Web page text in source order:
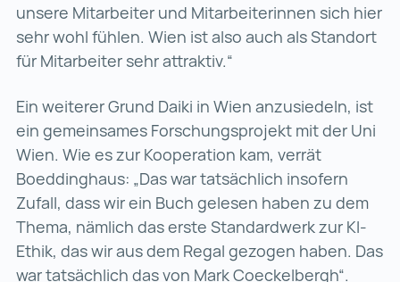
unsere Mitarbeiter und Mitarbeiterinnen sich hier
sehr wohl fühlen. Wien ist also auch als Standort
für Mitarbeiter sehr attraktiv.“
Ein weiterer Grund Daiki in Wien anzusiedeln, ist
ein gemeinsames Forschungsprojekt mit der Uni
Wien. Wie es zur Kooperation kam, verrät
Boeddinghaus: „Das war tatsächlich insofern
Zufall, dass wir ein Buch gelesen haben zu dem
Thema, nämlich das erste Standardwerk zur KI-
Ethik, das wir aus dem Regal gezogen haben. Das
war tatsächlich das von Mark Coeckelbergh“.